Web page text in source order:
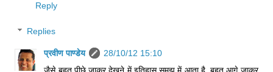
Reply
Replies
प्रवीण पाण्डेय
28/10/12 15:10